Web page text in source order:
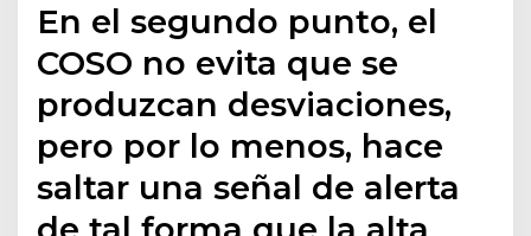
En el segundo punto, el
COSO no evita que se
produzcan desviaciones,
pero por lo menos, hace
saltar una señal de alerta